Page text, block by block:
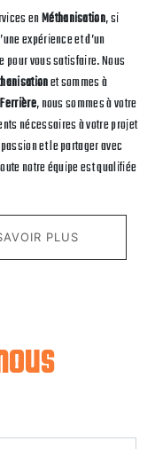
enMéthanisation, si
expérience et d’un
pour vous satisfaire. Nous
et sommes à
, nous sommes à votre
nécessaires à votre projet
et le partager avec
notre équipe est qualifiée
PLUS